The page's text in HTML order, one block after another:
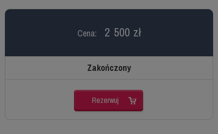
Cena: 2 500 zł
Zakończony
Rezerwuj